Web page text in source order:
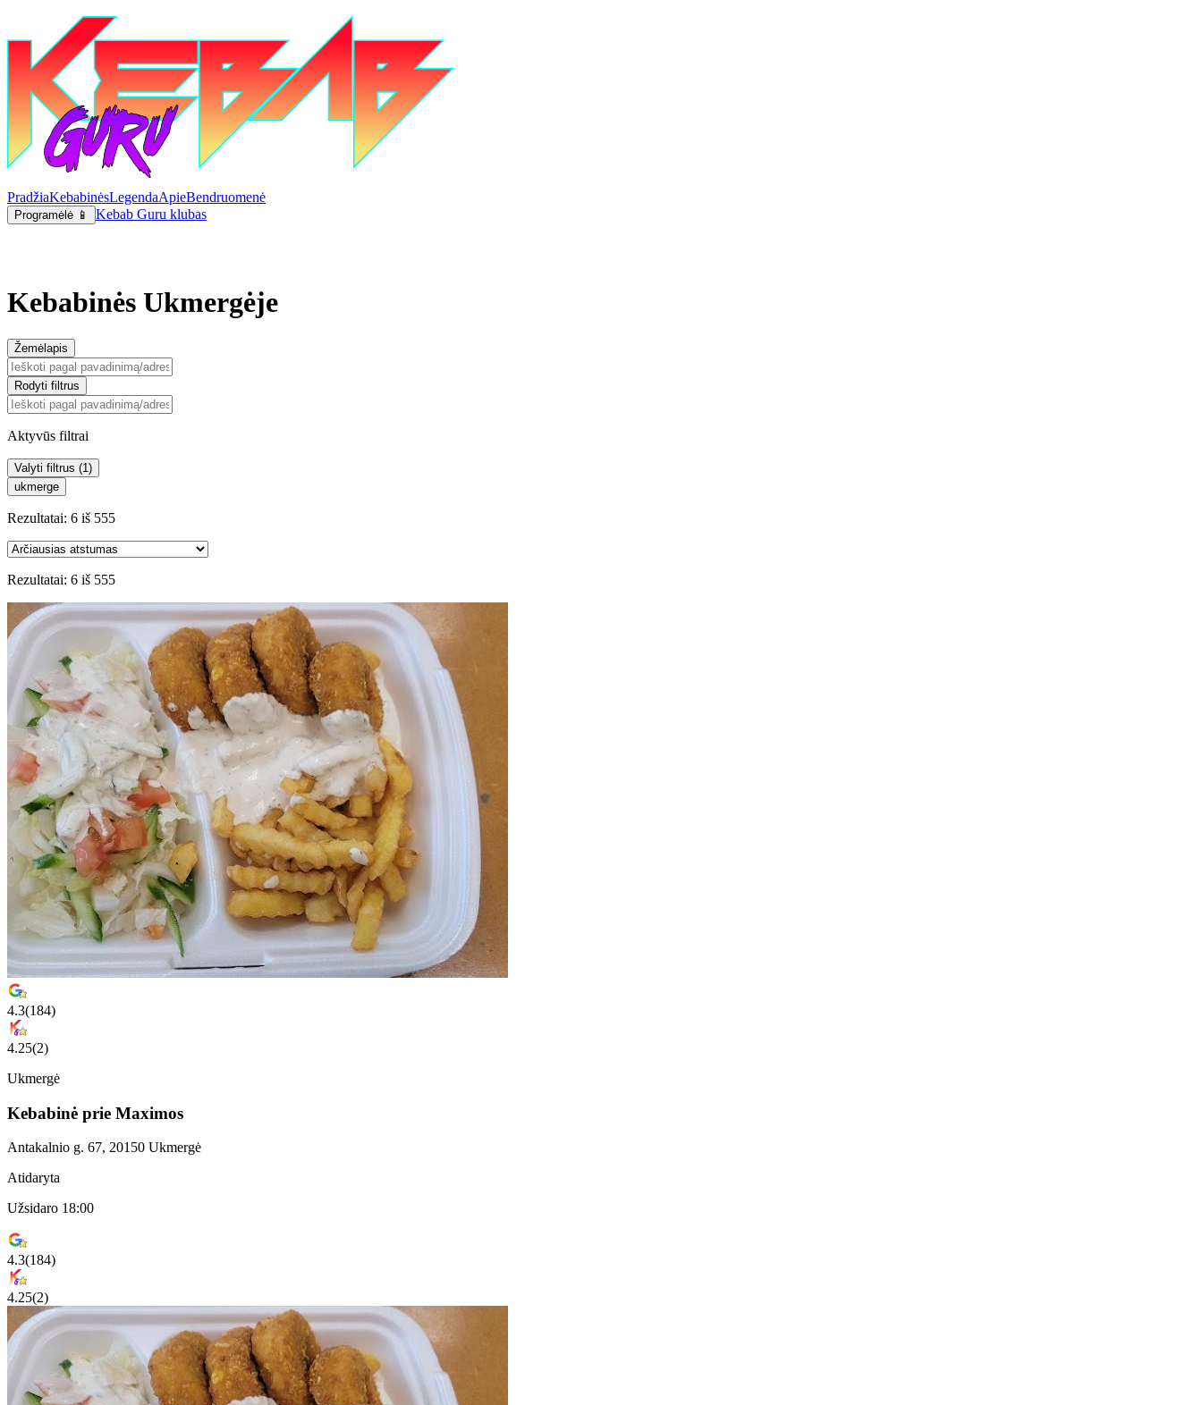
PradžiaKebabinėsLegendaApieBendruomenė
Programėlė 📱 Kebab Guru klubas
Kebabinės Ukmergėje
Žemėlapis
Rodyti filtrus
Aktyvūs filtrai
Valyti filtrus (1 )
ukmerge
Rezultatai: 6 iš 555
Rezultatai: 6 iš 555
4.3(184)
4.25(2)
Ukmergė
Kebabinė prie Maximos
Antakalnio g. 67, 20150 Ukmergė
Atidaryta
Užsidaro 18:00
4.3(184)
4.25(2)